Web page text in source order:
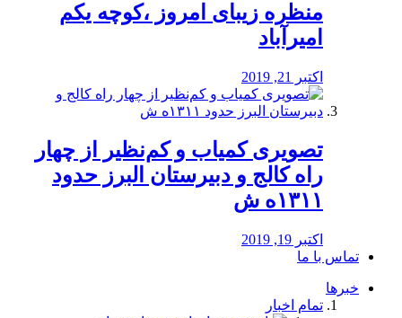
منظره‌‌ زیبای امروز ،کوچه یکم
امیرآباد
اکتبر 21, 2019
️تصویری کمیاب و کم‌نظیر از چهار
راه كالج و دبيرستان البرز حدود
۱۳۱۱ه ش
اکتبر 19, 2019
تماس با ما
خبرها
تمام اخبار